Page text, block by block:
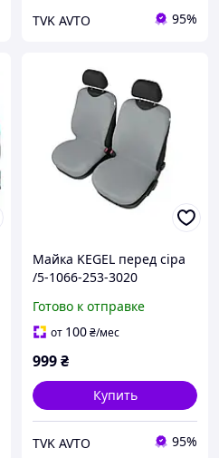
TVK AVTO 95%
Майка KEGEL перед сіра
/5-1066-253-3020
Готово к отправке
от 100₴/мес
999₴
Купить
TVK AVTO 95%